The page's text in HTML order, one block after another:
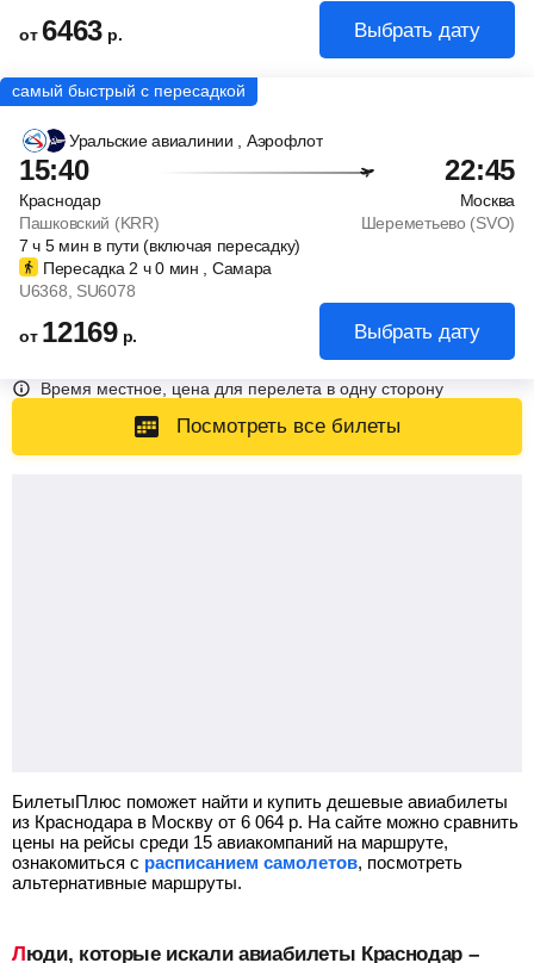
от6463 р. Выбрать дату
Уральские авиалинии , Аэрофлот
15:40 22:45
Краснодар
Москва
Пашковский (KRR)
Шереметьево (SVO)
7ч 5 мин в пути (включая пересадку)
Пересадка 2 ч0 мин , Самара
U6368 , SU6078
от 12169 р. Выбрать дату
Время местное, цена для перелета в одну сторону
Посмотреть все билеты
БилетыПлюс поможет найти и купить дешевые авиабилеты
из Краснодара в Москву от 6 064 р. На сайте можно сравнить
цены на рейсы среди 15 авиакомпаний на маршруте,
ознакомиться с расписанием самолетов, посмотреть
альтернативные маршруты.
Люди, которые искали авиабилеты Краснодар –